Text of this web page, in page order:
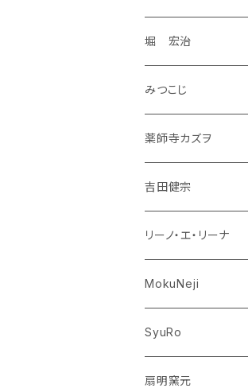
堀 宏治
みつこじ
薬師寺カズヲ
吉田健宗
リーノ・エ・リーナ
MokuNeji
SyuRo
扇明窯元